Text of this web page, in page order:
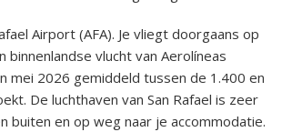
Airport (AFA). Je vliegt doorgaans op
vlucht van Aerolíneas
mei 2026 gemiddeld tussen de 1.400 en
De luchthaven van San Rafael is zeer
buiten en op weg naar je accommodatie.